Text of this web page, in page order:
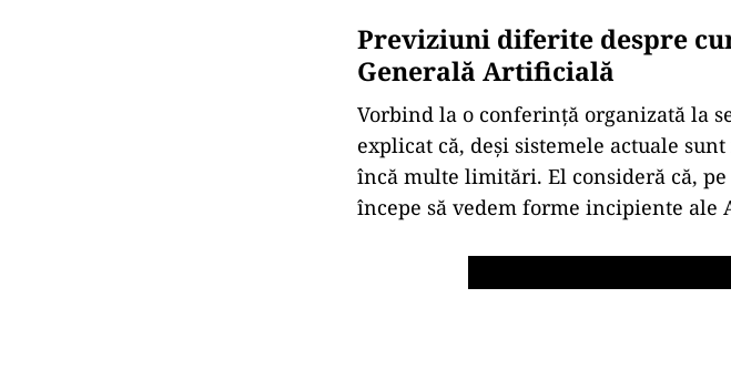
Previziuni diferite despre
Generală Artificială
Vorbind la o conferință organizată la
explicat că, deși sistemele actuale
încă multe limitări. El consideră că, pe
începe să vedem forme incipiente ale